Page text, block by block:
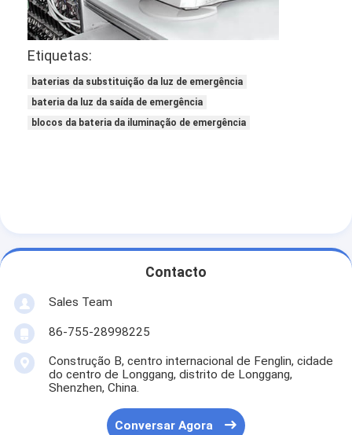
Etiquetas:
baterias da substituição da luz de emergência
bateria da luz da saída de emergência
blocos da bateria da iluminação de emergência
Contacto
Sales Team
86-755-28998225
Construção B, centro internacional de Fenglin, cidade
do centro de Longgang, distrito de Longgang,
Shenzhen, China.
Conversar Agora